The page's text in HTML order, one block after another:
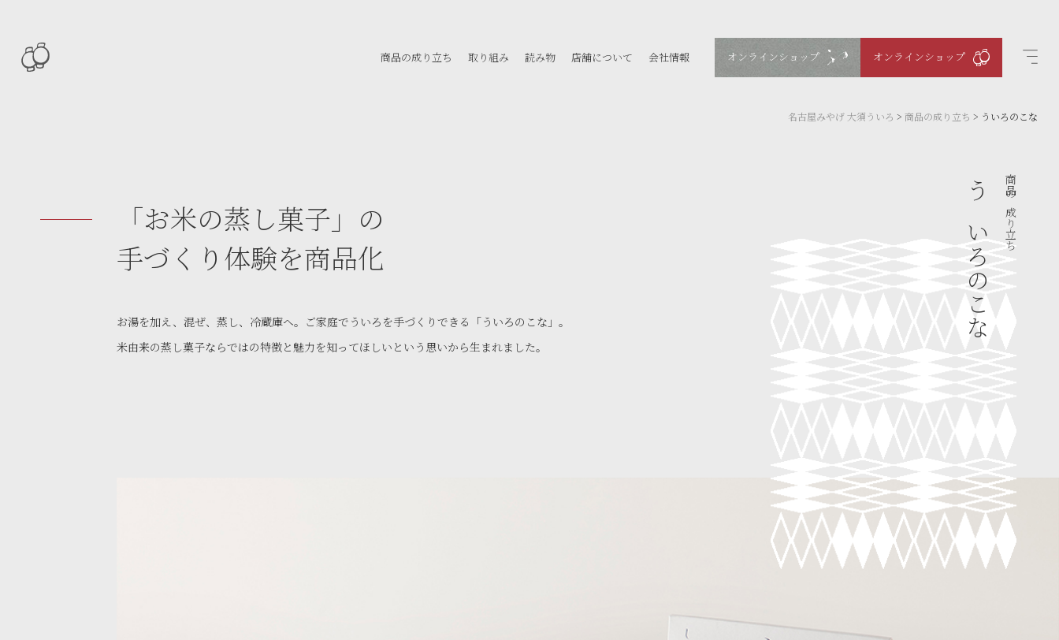
商品の成り立ち 取り組み 読み物 店舗について 会社情報 オンラインショップ オンラインショップ
名古屋みやげ 大須ういろ > 商品の成り立ち > ういろのこな
商品の成り立ち
ういろのこな
「お米の蒸し菓子」の
手づくり体験を商品化
お湯を加え、混ぜ、蒸し、冷蔵庫へ。ご家庭でういろを手づくりできる「ういろのこな」。
米由来の蒸し菓子ならではの特徴と魅力を知ってほしいという思いから生まれました。